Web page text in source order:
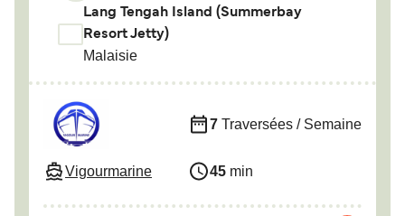
Lang Tengah Island (Summerbay
Resort Jetty)
Malaisie
Vigourmarine
7 Traversées / Semaine
45 min